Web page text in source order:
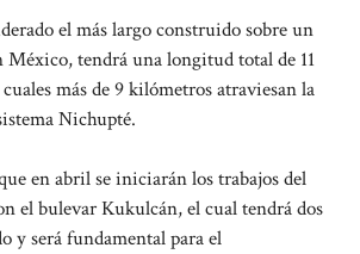
el más largo construido sobre un
México, tendrá una longitud total de 11
más de 9 kilómetros atraviesan la
Nichupté.
en abril se iniciarán los trabajos del
el bulevar Kukulcán, el cual tendrá dos
y será fundamental para el